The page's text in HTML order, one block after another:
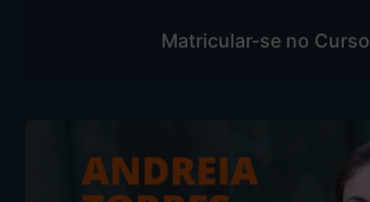
Matricular-se no Curso